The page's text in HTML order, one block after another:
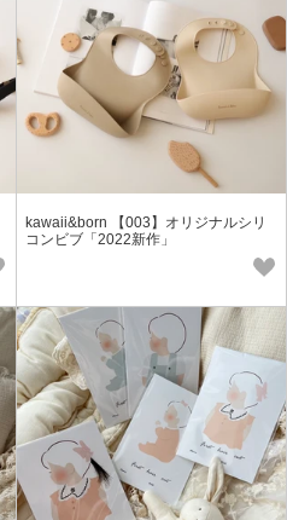
kawaii&born 【003】オリジナルシリ
コンビブ「2022新作」